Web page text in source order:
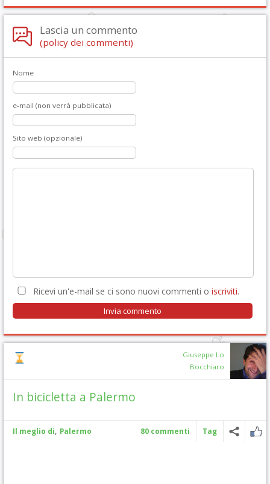
Lascia un commento
(policy dei commenti)
Nome
e-mail (non verrà pubblicata)
Sito web (opzionale)
Ricevi un'e-mail se ci sono nuovi commenti o iscriviti.
Giuseppe Lo
Bocchiaro
In bicicletta a Palermo
Il meglio di, Palermo 80 commenti Tag